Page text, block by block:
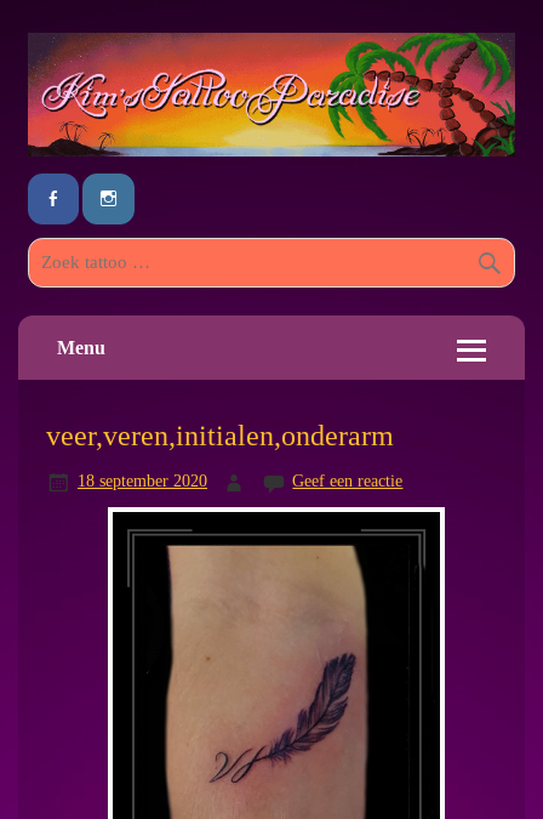
Menu
veer,veren,initialen,onderarm
18 september 2020 Geef een reactie